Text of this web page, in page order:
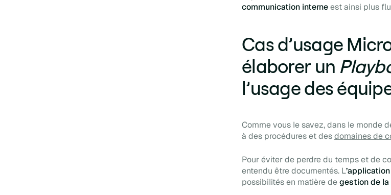
communication interneest ainsi plus
Cas d’usage
élaborer un
l’usage des
Comme vous le savez, dans le monde
à des procédures et desdomaines de
Pour éviter de perdre du temps et de
entendu être documentés. L
possibilités en matière degestion de